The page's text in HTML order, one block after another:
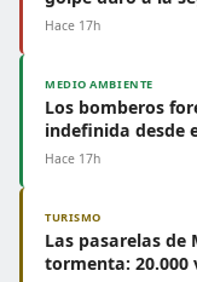
Hace 17h
MEDIO AMBIENTE
Los bomberos
indefinida desde
Hace 17h
TURISMO
Las pasarelas
tormenta: 20.000